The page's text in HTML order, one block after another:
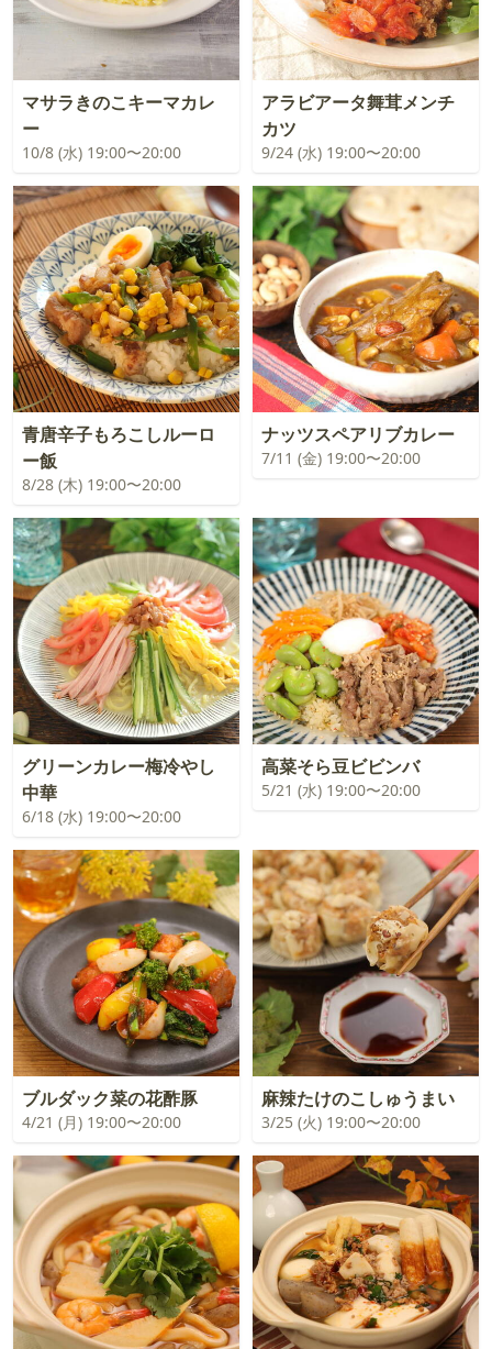
マサラきのこキーマカレ
ー
10/8 (水) 19:00〜20:00
アラビアータ舞茸メンチ
カツ
9/24 (水) 19:00〜20:00
青唐辛子もろこしルーロ
ー飯
8/28 (木) 19:00〜20:00
ナッツスペアリブカレー
7/11 (金) 19:00〜20:00
グリーンカレー梅冷やし
中華
6/18 (水) 19:00〜20:00
高菜そら豆ビビンバ
5/21 (水) 19:00〜20:00
ブルダック菜の花酢豚
4/21 (月) 19:00〜20:00
麻辣たけのこしゅうまい
3/25 (火) 19:00〜20:00